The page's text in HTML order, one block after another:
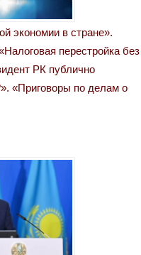
экономии в стране».
перестройка без
РК публично
«Приговоры по делам о